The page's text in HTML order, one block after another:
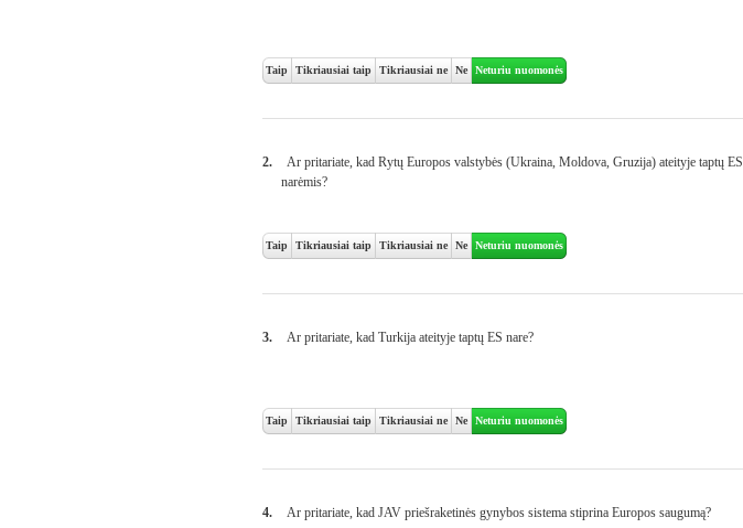
Taip Tikriausiai taip Tikriausiai ne Ne Neturiu nuomonės
2.
Ar pritariate, kad Rytų Europos valstybės (Ukraina, Moldova, Gruzija) ateityje taptų ES
narėmis?
Taip Tikriausiai taip Tikriausiai ne Ne Neturiu nuomonės
3. Ar pritariate, kad Turkija ateityje taptų ES nare?
Taip Tikriausiai taip Tikriausiai ne Ne Neturiu nuomonės
4. Ar pritariate, kad JAV priešraketinės gynybos sistema stiprina Europos saugumą?